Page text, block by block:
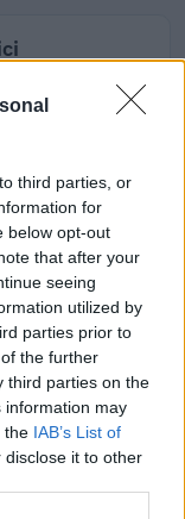
third parties, or
for
below opt-out
that after your
seeing
utilized by
parties prior to
the further
third parties on the
information may
the IAB’s List of
it to other
aiuti o contributi
(2021–2024).
adottati a
di